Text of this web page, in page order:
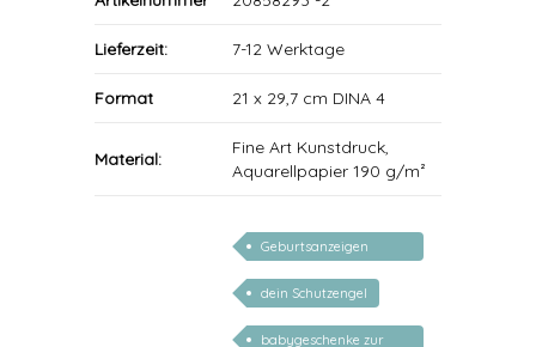
Lieferzeit: 7-12 Werktage
Format 21 x 29,7 cm DINA 4
Material:
Fine Art Kunstdruck,
Aquarellpapier 190 g/m²
Geburtsanzeigen
Kunstdrucke
personalisiert
dein Schutzengel
babygeschenke zur